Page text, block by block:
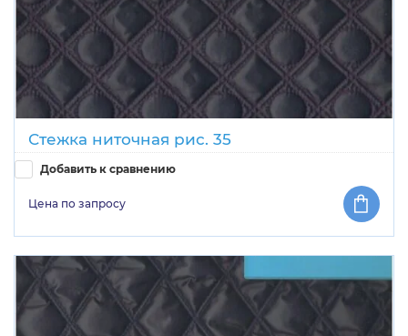
Стежка ниточная рис. 35
Добавить к сравнению
Цена по запросу